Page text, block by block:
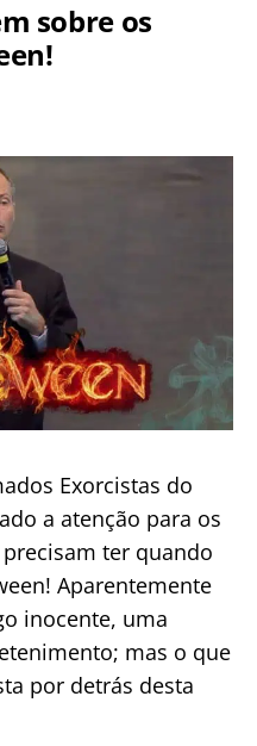
sobre os
Exorcistas do
a atenção para os
ter quando
Aparentemente
inocente, uma
mas o que
por detrás desta